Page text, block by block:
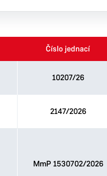
Číslo jednací
10207/26
2147/2026
MmP 1530702/2026
Číslo jednací